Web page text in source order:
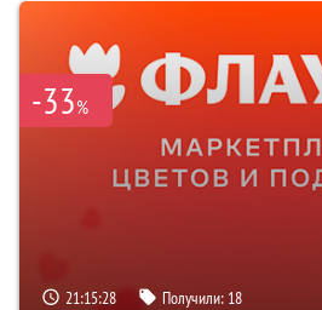
-33%
21:15:27 Получили: 18